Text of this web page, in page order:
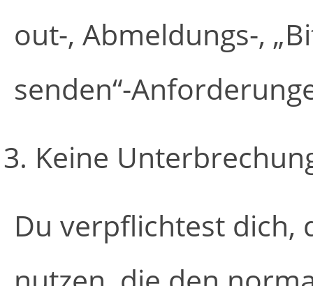
out-, Abmeldungs-,
senden“-
Keine
Du verpflichtest dich,